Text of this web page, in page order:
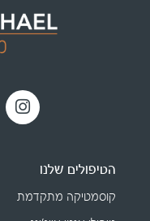
הטיפולים שלנו
קוסמטיקה מתקדמת